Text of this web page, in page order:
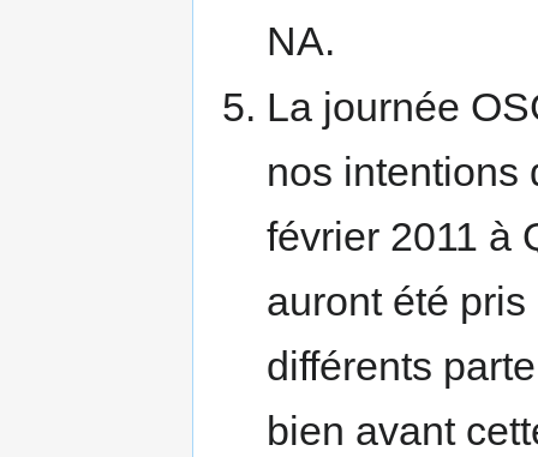
NA.
La journée
nos intentions
février 2011 à
auront été
différents
bien avant